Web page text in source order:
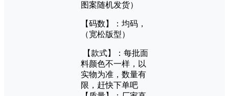
图案随机发货）
【码数】：均码，
（宽松版型）
【款式】：每批面
料颜色不一样，以
实物为准，数量有
限，赶快下单吧